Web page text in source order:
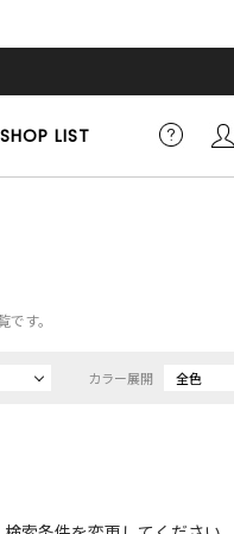
SHOP LIST
す。
カラー展開 全色